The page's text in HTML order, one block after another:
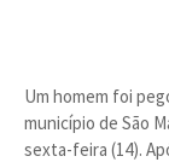
Um homem foi
município de São
sexta-feira (14).